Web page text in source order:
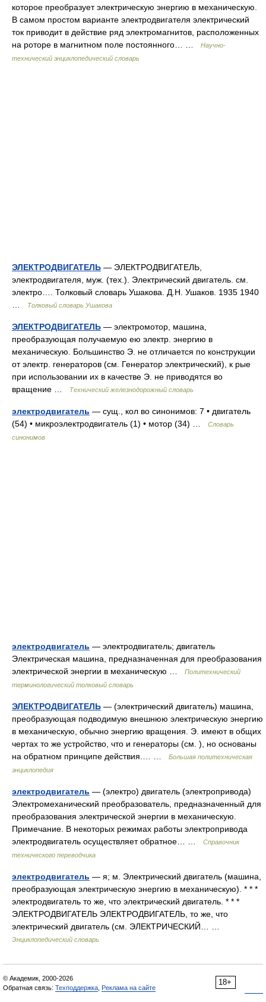
которое преобразует электрическую энергию в механическую.
В самом простом варианте электродвигателя электрический
ток приводит в действие ряд электромагнитов, расположенных
на роторе в магнитном поле постоянного… …
Научно-
технический энциклопедический словарь
ЭЛЕКТРОДВИГАТЕЛЬ — ЭЛЕКТРОДВИГАТЕЛЬ,
электродвигателя, муж. (тех.). Электрический двигатель. см.
электро…. Толковый словарь Ушакова. Д.Н. Ушаков. 1935 1940
Толковый словарь Ушакова
ЭЛЕКТРОДВИГАТЕЛЬ — электромотор, машина,
преобразующая получаемую ею электр. энергию в
механическую. Большинство Э. не отличается по конструкции
от электр. генераторов (см. Генератор электрический), к рые
при использовании их в качестве Э. не приводятся во
вращение …
Технический железнодорожный словарь
электродвигатель — сущ., кол во синонимов: 7 • двигатель
(54) • микроэлектродвигатель (1) • мотор (34) …
Словарь
синонимов
электродвигатель — электродвигатель; двигатель
Электрическая машина, предназначенная для преобразования
электрической энергии в механическую …
Политехнический
терминологический толковый словарь
ЭЛЕКТРОДВИГАТЕЛЬ — (электрический двигатель) машина,
преобразующая подводимую внешнюю электрическую энергию
в механическую, обычно энергию вращения. Э. имеют в общих
чертах то же устройство, что и генераторы (см. ), но основаны
на обратном принципе действия.… …
Большая политехническая
энциклопедия
электродвигатель — (электро) двигатель (электропривода)
Электромеханический преобразователь, предназначенный для
преобразования электрической энергии в механическую.
Примечание. В некоторых режимах работы электропривода
электродвигатель осуществляет обратное… …
Справочник
технического переводчика
электродвигатель — я; м. Электрический двигатель (машина,
преобразующая электрическую энергию в механическую). * * *
электродвигатель то же, что электрический двигатель. * * *
ЭЛЕКТРОДВИГАТЕЛЬ ЭЛЕКТРОДВИГАТЕЛЬ, то же, что
электрический двигатель (см. ЭЛЕКТРИЧЕСКИЙ… …
Энциклопедический словарь
18+
© Академик, 2000-2026
Обратная связь: Техподдержка Реклама на сайте